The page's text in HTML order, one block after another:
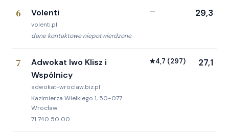
6 Volenti
volenti.pl
dane kontaktowe niepotwierdzone
— 29,3
7
Adwokat Iwo Klisz i
Wspólnicy
adwokat-wroclaw.biz.pl
Kazimierza Wielkiego 1, 50-077
Wrocław
71 740 50 00
★4,7 (297) 27,1